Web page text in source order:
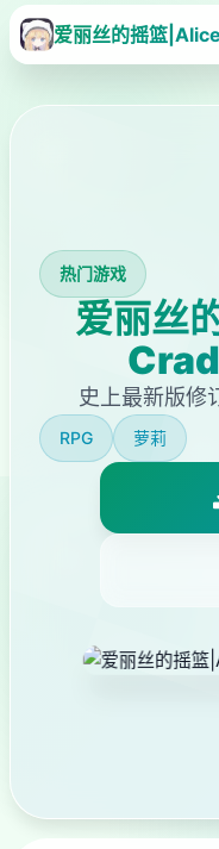
爱丽丝的摇篮
热门游戏
爱丽丝
史上最新版修
RPG 萝莉